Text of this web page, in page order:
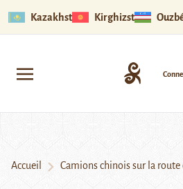
Kazakhstan Kirghizstan
Accueil Camions chinois sur la route